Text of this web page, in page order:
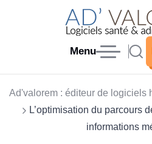
Menu
Ad'valorem : éditeur de logiciels
L’optimisation du parcours
informations